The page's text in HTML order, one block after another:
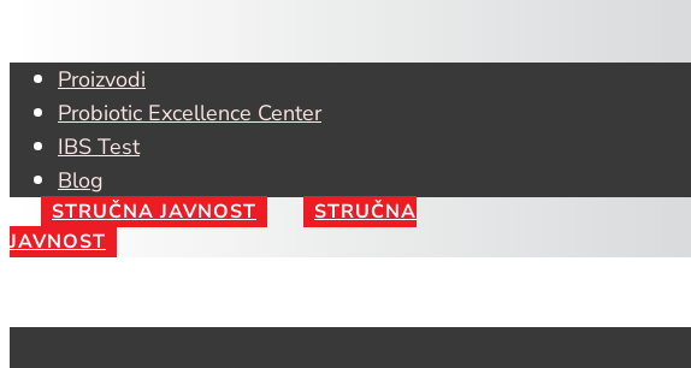
Proizvodi
Probiotic Excellence Center
IBS Test
Blog
STRUČNA JAVNOST
STRUČNA
JAVNOST